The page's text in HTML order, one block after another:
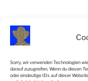
Sorry, wir verwenden Technologien
darauf zuzugreifen. Wenn du diesen
oder eindeutige IDs auf dieser
IMPRESSUM
Impressum